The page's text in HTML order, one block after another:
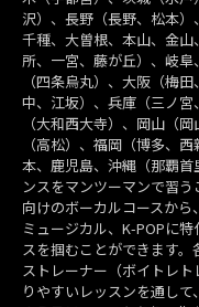
沢）、長野（長野、松本）
千種、大曽根、本山、金
所、一宮、藤が丘）、岐
（四条烏丸）、大阪（梅
中、江坂）、兵庫（三ノ
（大和西大寺）、岡山（
（高松）、福岡（博多、
本、鹿児島、沖縄（那覇
ンスをマンツーマンで習
向けのボーカルコースから
ミュージカル、K-POPに
スを掴むことができます
ストレーナー（ボイトレ
りやすいレッスンを通し